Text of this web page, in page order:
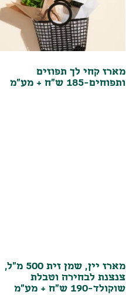
מארז קחי לך תפוזים
ותפוחים-185 ש"ח + מע"מ
מארז יין, שמן זית 500 מ"ל,
צנצנת לבחירה וטבלת
שוקולד-190 ש"ח + מע"מ